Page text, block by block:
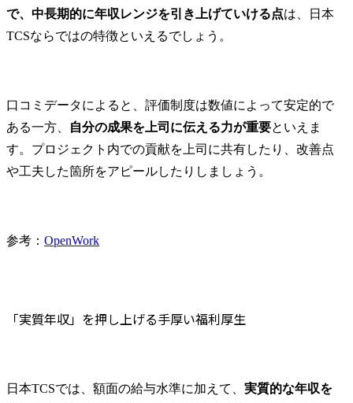
で、中長期的に年収レンジを引き上げていける点は、日本
TCSならではの特徴といえるでしょう。
口コミデータによると、評価制度は数値によって安定的で
ある一方、
自分の成果を上司に伝える力が重要といえま
す。プロジェクト内での貢献を上司に共有したり、改善点
や工夫した箇所をアピールしたりしましょう。
参考： OpenWork
「実質年収」を押し上げる手厚い福利厚生
日本TCSでは、額面の給与水準に加えて、 実質的な年収を